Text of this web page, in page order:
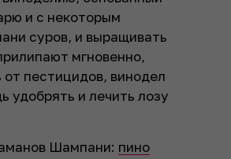
и с некоторым
суров, и выращивать
мгновенно,
от пестицидов, винодел
удобрять и лечить лозу
Шампани: пино